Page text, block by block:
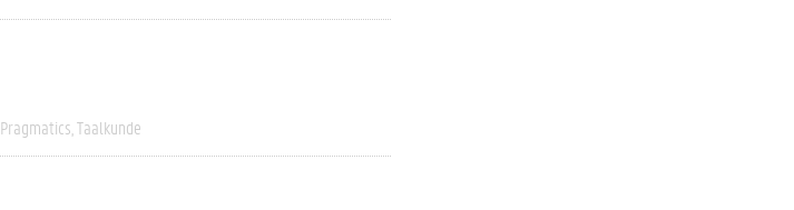
Pragmatics Taalkunde